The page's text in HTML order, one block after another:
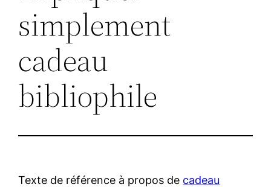
simplement
cadeau
bibliophile
Texte de référence à propos de cadeau